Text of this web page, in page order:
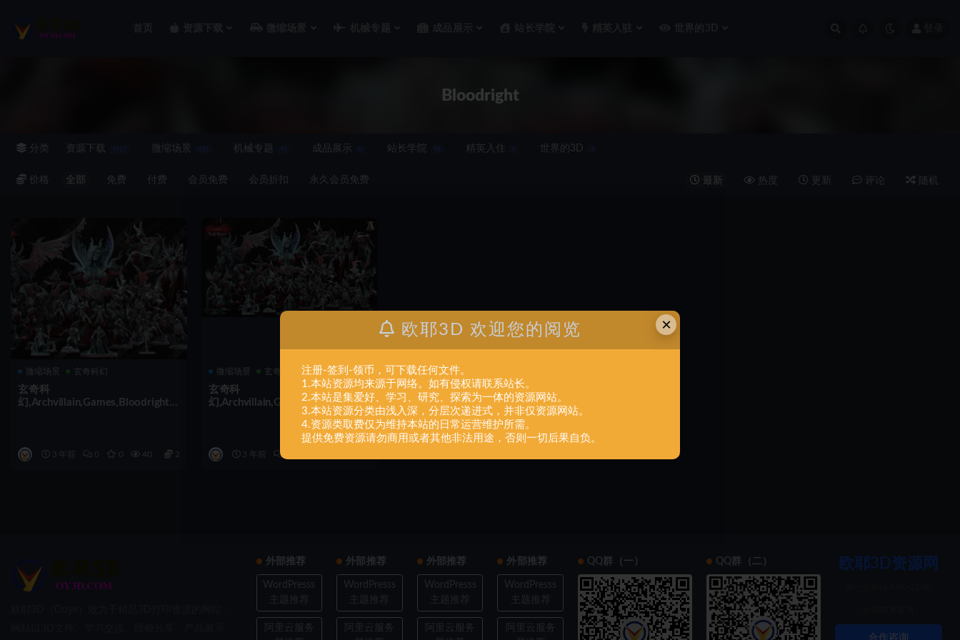
Bloodright
分类 资源下载 4917 微缩场景 423 机械专题 95 成品展示 站长学院 98 精英入住 世界的3D 2
价格 全部 免费 付费 会员免费 会员折扣 永久会员免费 最新 热度 更新 评论 随机
微缩场景 玄奇科幻
玄奇科
幻,Archvillain,Games,Bloodright,R
3 年前 0 0 40 2
微缩场景 玄奇科幻
玄奇科
幻,Archvillain,Games,Bloodright,R
3 年前
外部推荐
WordPresss
主题推荐
阿里云服务
外部推荐
WordPresss
主题推荐
阿里云服务
外部推荐
WordPresss
主题推荐
阿里云服务
外部推荐
WordPresss
主题推荐
阿里云服务
QQ群（一） QQ群（二） 欧耶3D资源网
合作咨询
×
欧耶3D 欢迎您的阅览
注册-签到-领币，可下载任何文件。
1.本站资源均来源于网络。如有侵权请联系站长。
2.本站是集爱好、学习、研究、探索为一体的资源网站。
3.本站资源分类由浅入深，分层次递进式，并非仅资源网站。
4.资源类取费仅为维持本站的日常运营维护所需。
提供免费资源请勿商用或者其他非法用途，否则一切后果自负。